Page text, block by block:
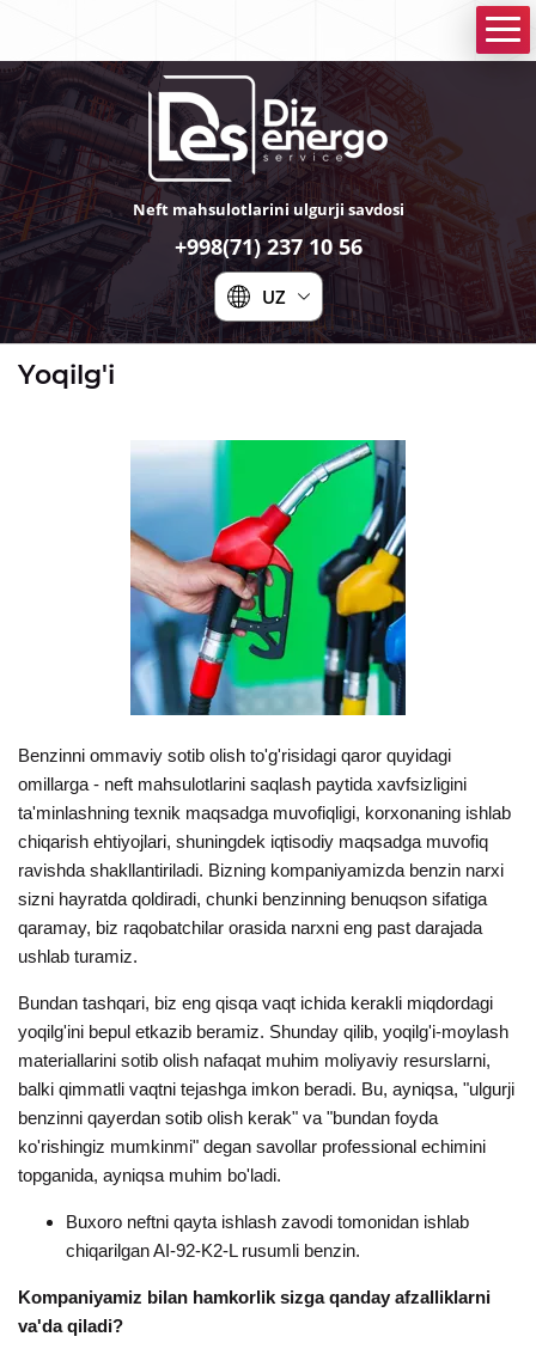
Neft mahsulotlarini ulgurji savdosi
+998(71) 237 10 56
UZ
Yoqilg'i
Benzinni ommaviy sotib olish to'g'risidagi qaror quyidagi
omillarga - neft mahsulotlarini saqlash paytida xavfsizligini
ta'minlashning texnik maqsadga muvofiqligi, korxonaning ishlab
chiqarish ehtiyojlari, shuningdek iqtisodiy maqsadga muvofiq
ravishda shakllantiriladi. Bizning kompaniyamizda benzin narxi
sizni hayratda qoldiradi, chunki benzinning benuqson sifatiga
qaramay, biz raqobatchilar orasida narxni eng past darajada
ushlab turamiz.
Bundan tashqari, biz eng qisqa vaqt ichida kerakli miqdordagi
yoqilg'ini bepul etkazib beramiz. Shunday qilib, yoqilg'i-moylash
materiallarini sotib olish nafaqat muhim moliyaviy resurslarni,
balki qimmatli vaqtni tejashga imkon beradi. Bu, ayniqsa, "ulgurji
benzinni qayerdan sotib olish kerak" va "bundan foyda
ko'rishingiz mumkinmi" degan savollar professional echimini
topganida, ayniqsa muhim bo'ladi.
Buxoro neftni qayta ishlash zavodi tomonidan ishlab
chiqarilgan AI-92-K2-L rusumli benzin.
Kompaniyamiz bilan hamkorlik sizga qanday afzalliklarni
va'da qiladi?